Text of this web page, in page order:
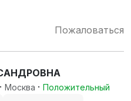
Пожаловаться
· Москва · Положительный